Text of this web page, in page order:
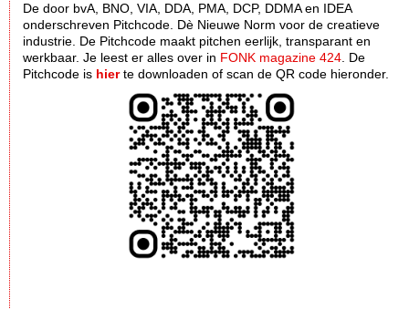
De door bvA, BNO, VIA, DDA, PMA, DCP, DDMA en IDEA
onderschreven Pitchcode. Dè Nieuwe Norm voor de creatieve
industrie. De Pitchcode maakt pitchen eerlijk, transparant en
werkbaar. Je leest er alles over in FONK magazine 424 . De
Pitchcode is hierte downloaden of scan de QR code hieronder.